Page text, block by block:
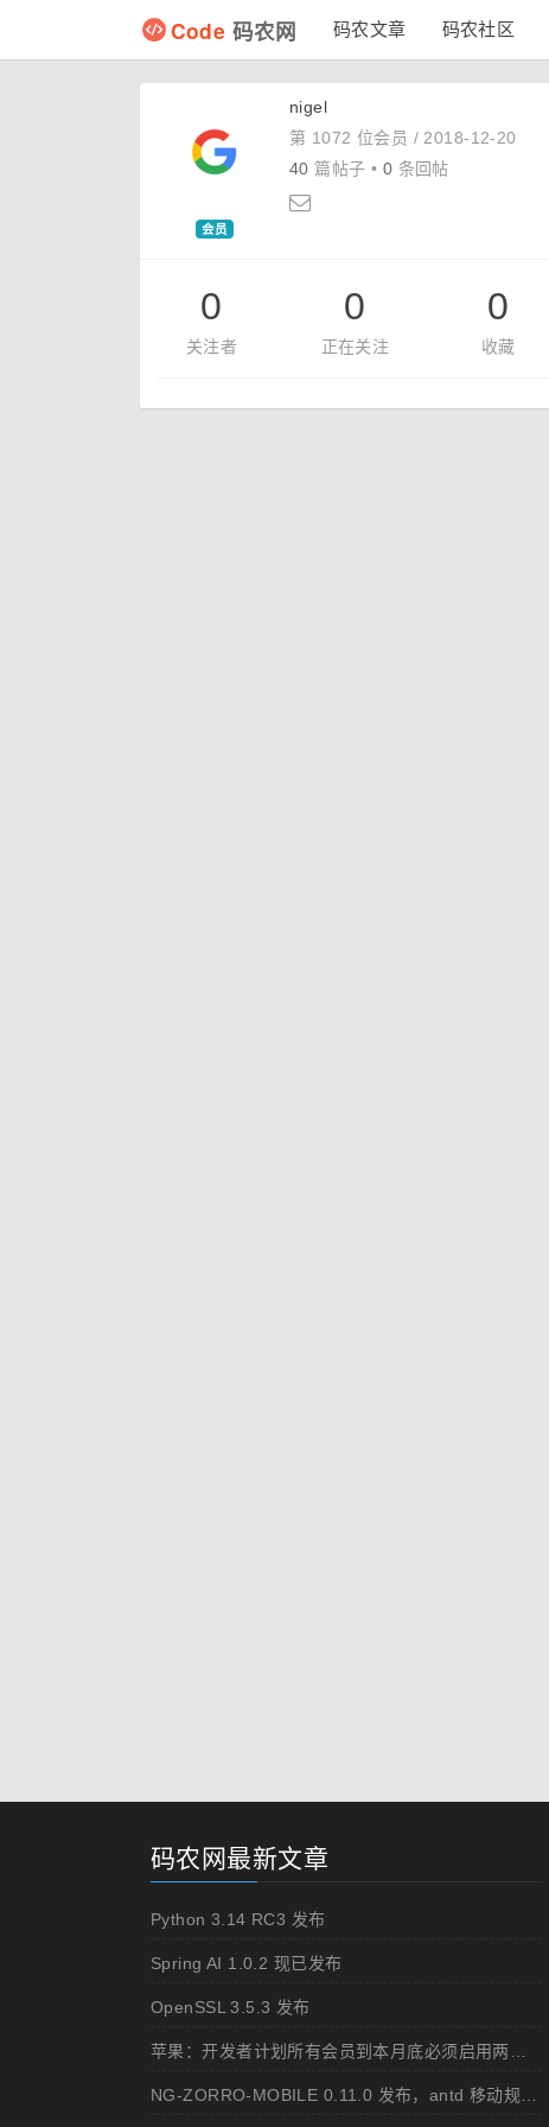
Code 码农网 码农文章 码农社区
会员
nigel
第 1072 位会员 / 2018-12-20
40 篇帖子 • 0 条回帖
0
关注者
0
正在关注
0
收藏
码农网最新文章
Python 3.14 RC3 发布
Spring AI 1.0.2 现已发布
OpenSSL 3.5.3 发布